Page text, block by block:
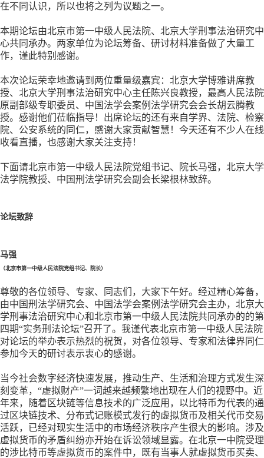
在不同认识，所以也将之列为议题之一。
本期论坛由北京市第一中级人民法院、北京大学刑事法治研究中
心共同承办。两家单位为论坛筹备、研讨材料准备做了大量工
作，谨此特别感谢。
本次论坛荣幸地邀请到两位重量级嘉宾：北京大学博雅讲席教
授、北京大学刑事法治研究中心主任陈兴良教授，最高人民法院
原副部级专职委员、中国法学会案例法学研究会会长胡云腾教
授。感谢他们莅临指导！出席论坛的还有来自学界、法院、检察
院、公安系统的同仁，感谢大家贡献智慧！今天还有不少人在线
收看直播，也感谢大家关注支持！
下面请北京市第一中级人民法院党组书记、院长马强，北京大学
法学院教授、中国刑法学研究会副会长梁根林致辞。
论坛致辞
马强
（北京市第一中级人民法院党组书记、院长）
尊敬的各位领导、专家、同志们，大家下午好。经过精心筹备，
由中国刑法学研究会、中国法学会案例法学研究会主办，北京大
学刑事法治研究中心和北京市第一中级人民法院共同承办的的第
四期“实务刑法论坛”召开了。我谨代表北京市第一中级人民法院
对论坛的举办表示热烈的祝贺，对各位领导、专家和法律界同仁
参加今天的研讨表示衷心的感谢。
当今社会数字经济快速发展，推动生产、生活和治理方式发生深
刻变革， “虚拟财产”一词越来越频繁地出现在人们的视野中。近
年来，随着区块链等信息技术的广泛应用，以比特币为代表的通
过区块链技术、分布式记账模式发行的虚拟货币及相关代币交易
活跃，已经对现实生活中的市场经济秩序产生很大的影响。涉及
虚拟货币的矛盾纠纷亦开始在诉讼领域显露。在北京一中院受理
的涉比特币等虚拟货币的案件中，既有当事人就虚拟货币买卖、